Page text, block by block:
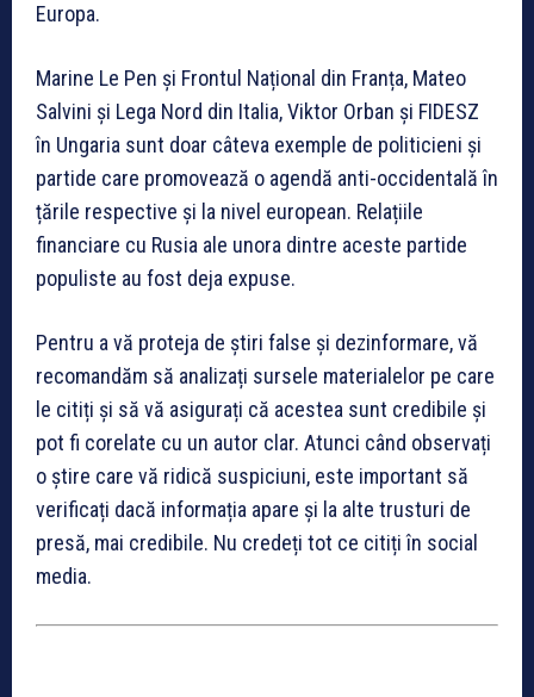
Europa.
Marine Le Pen și Frontul Național din Franța, Mateo
Salvini și Lega Nord din Italia, Viktor Orban și FIDESZ
în Ungaria sunt doar câteva exemple de politicieni și
partide care promovează o agendă anti-occidentală în
țările respective și la nivel european. Relațiile
financiare cu Rusia ale unora dintre aceste partide
populiste au fost deja expuse.
Pentru a vă proteja de știri false și dezinformare, vă
recomandăm să analizați sursele materialelor pe care
le citiți și să vă asigurați că acestea sunt credibile și
pot fi corelate cu un autor clar. Atunci când observați
o știre care vă ridică suspiciuni, este important să
verificați dacă informația apare și la alte trusturi de
presă, mai credibile. Nu credeți tot ce citiți în social
media.